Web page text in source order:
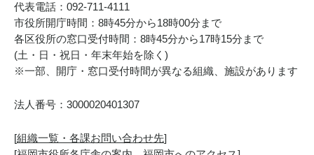
代表電話：092-711-4111
市役所開庁時間：8時45分から18時00分まで
各区役所の窓口受付時間：8時45分から17時15分まで
(土・日・祝日・年末年始を除く)
※一部、開庁・窓口受付時間が異なる組織、施設があります
法人番号：3000020401307
[組織一覧・各課お問い合わせ先]